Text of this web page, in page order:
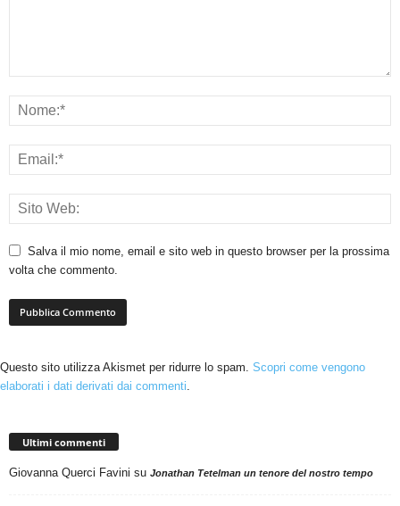
Salva il mio nome, email e sito web in questo browser per la prossima
volta che commento.
Questo sito utilizza Akismet per ridurre lo spam. Scopri come vengono
elaborati i dati derivati dai commenti.
Ultimi commenti
Giovanna Querci Favini su Jonathan Tetelman un tenore del nostro tempo